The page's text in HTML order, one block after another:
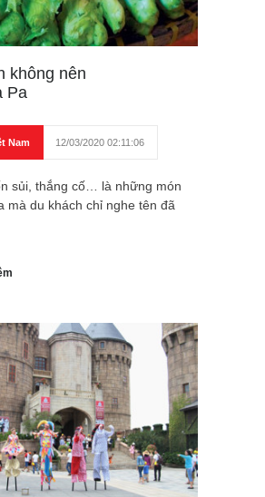
không nên
Pa
Nam 12/03/2020 02:11:06
sủi, thắng cố… là những món
mà du khách chỉ nghe tên đã